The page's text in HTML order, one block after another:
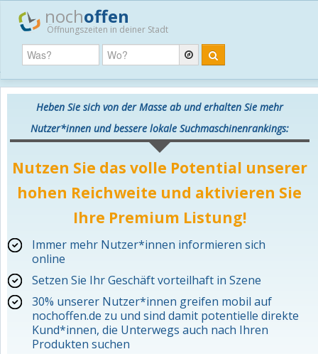
nochoffen
Öffnungszeiten in deiner Stadt
Heben Sie sich von der Masse ab und erhalten Sie mehr
Nutzer*innen und bessere lokale Suchmaschinenrankings:
Nutzen Sie das volle Potential unserer
hohen Reichweite und aktivieren Sie
Ihre Premium Listung!
Immer mehr Nutzer*innen informieren sich
online
Setzen Sie Ihr Geschäft vorteilhaft in Szene
30% unserer Nutzer*innen greifen mobil auf
nochoffen.de zu und sind damit potentielle direkte
Kund*innen, die Unterwegs auch nach Ihren
Produkten suchen